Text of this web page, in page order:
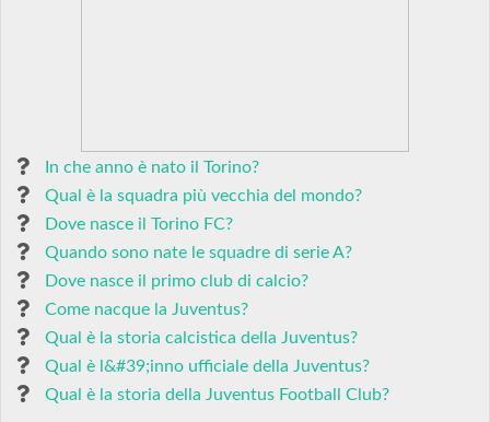
In che anno è nato il Torino?
Qual è la squadra più vecchia del mondo?
Dove nasce il Torino FC?
Quando sono nate le squadre di serie A?
Dove nasce il primo club di calcio?
Come nacque la Juventus?
Qual è la storia calcistica della Juventus?
Qual è l&#39;inno ufficiale della Juventus?
Qual è la storia della Juventus Football Club?